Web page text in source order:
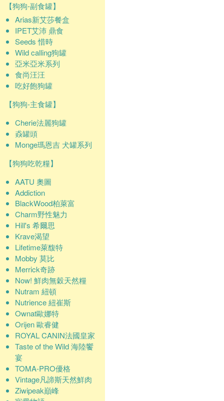
【狗狗-副食罐】
Arias新艾莎餐盒
IPET艾沛 鼎食
Seeds 惜時
Wild calling狗罐
亞米亞米系列
食尚汪汪
吃好飽狗罐
【狗狗-主食罐】
Cherie法麗狗罐
猋罐頭
Monge瑪恩吉 犬罐系列
【狗狗吃乾糧】
AATU 奧圖
Addiction
BlackWood柏萊富
Charm野性魅力
Hill's 希爾思
Krave渴望
Lifetime萊馥特
Mobby 莫比
Merrick奇跡
Now! 鮮肉無穀天然糧
Nutram 紐頓
Nutrience 紐崔斯
Ownat歐娜特
Orijen 歐睿健
ROYAL CANIN法國皇家
Taste of the Wild 海陸饗
宴
TOMA-PRO優格
Vintage凡諦斯天然鮮肉
Ziwipeak巔峰